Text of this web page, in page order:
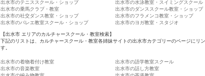
出水市のテニススクール・ショップ
出水市の水泳教室・スイミングスクール
出水市の乗馬クラブ・教室
出水市のダンススクール教室・ショップ
出水市の社交ダンス教室・ショップ
出水市のフラメンコ教室・ショップ
出水市のバレエ教室スクール・ショップ
出水市のヨガ教室・スタジオ
【出水市 エリアのカルチャースクール・教室検索】
下記のリストは、カルチャースクール・教室各姉妹サイトの出水市カテゴリーのページにリ
す。
出水市の着物着付け教室
出水市の語学教室スクール
出水市の音楽教室
出水市の話し方教室